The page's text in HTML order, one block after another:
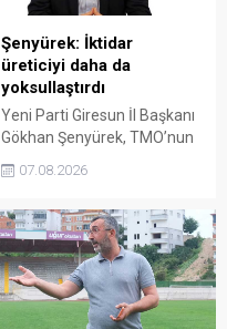
Şenyürek: İktidar
üreticiyi daha da
yoksullaştırdı
Yeni Parti Giresun İl Başkanı
Gökhan Şenyürek, TMO’nun
açıkladığı 255 liralık fiyatı
nitelendirdi. Artışın yıllık
enflasyonun altında kaldığını
belirten Şenyürek, kararın
üreticiyi değil tekelleri
koruduğunu savundu.
07.08.2026